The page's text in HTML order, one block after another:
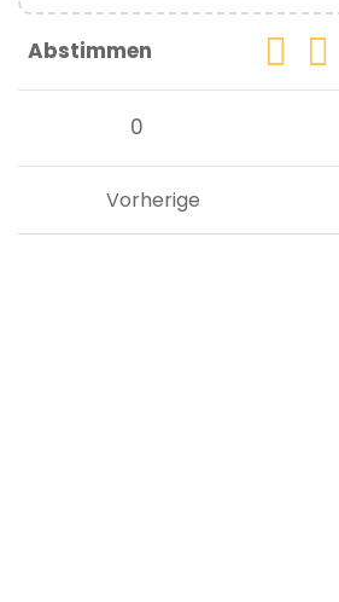
Abstimmen
0
Vorherige